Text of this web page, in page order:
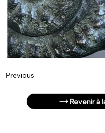
Previous
Revenir à